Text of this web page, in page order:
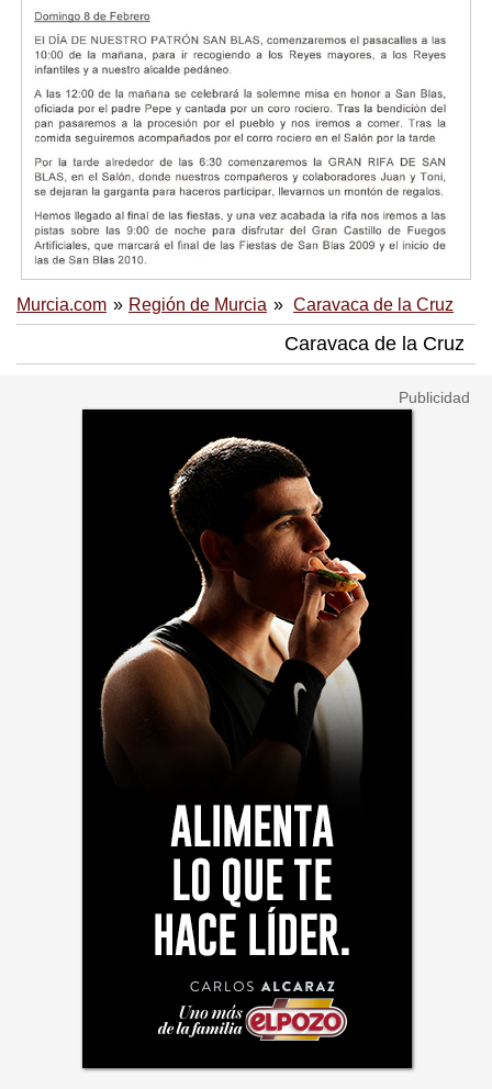
Murcia.com Región de Murcia Caravaca de la Cruz
Caravaca de la Cruz